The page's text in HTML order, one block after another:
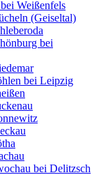
Weißenfels
(Geiseltal)
bei
bei Leipzig
bei Delitzsch